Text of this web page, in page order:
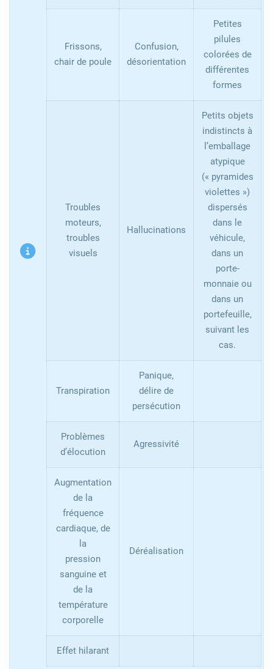
Frissons,
chair de poule
Confusion,
désorientation
Petites
pilules
colorées de
différentes
formes
Troubles
moteurs,
troubles
visuels
Hallucinations
Petits objets
indistincts à
l’emballage
atypique
(« pyramides
violettes »)
dispersés
dans le
véhicule,
dans un
porte-
monnaie ou
dans un
portefeuille,
suivant les
cas.
Transpiration
Panique,
délire de
persécution
Problèmes
d’élocution
Agressivité
Augmentation
de la
fréquence
cardiaque, de
la
pression
sanguine et
de la
température
corporelle
Déréalisation
Effet hilarant